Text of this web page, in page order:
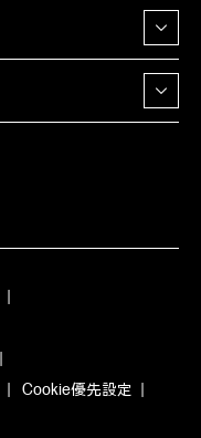
Cookie優先設定